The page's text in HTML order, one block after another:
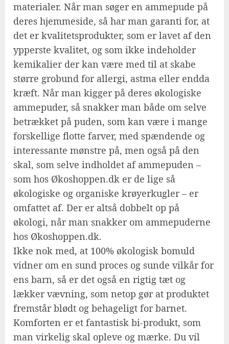
materialer. Når man søger en ammepude på
deres hjemmeside, så har man garanti for, at
det er kvalitetsprodukter, som er lavet af den
ypperste kvalitet, og som ikke indeholder
kemikalier der kan være med til at skabe
større grobund for allergi, astma eller endda
kræft. Når man kigger på deres økologiske
ammepuder, så snakker man både om selve
betrækket på puden, som kan være i mange
forskellige flotte farver, med spændende og
interessante mønstre på, men også på den
skal, som selve indholdet af ammepuden –
som hos Økoshoppen.dk er de lige så
økologiske og organiske krøyerkugler – er
omfattet af. Der er altså dobbelt op på
økologi, når man snakker om ammepuderne
hos Økoshoppen.dk.
Ikke nok med, at 100% økologisk bomuld
vidner om en sund proces og sunde vilkår for
ens barn, så er det også en rigtig tæt og
lækker vævning, som netop gør at produktet
fremstår blødt og behageligt for barnet.
Komforten er et fantastisk bi-produkt, som
man virkelig skal opleve og mærke. Du vil